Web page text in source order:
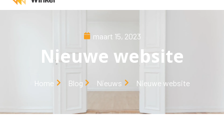
maart 15, 2023
Nieuwe website
Home Blog Nieuws Nieuwe website